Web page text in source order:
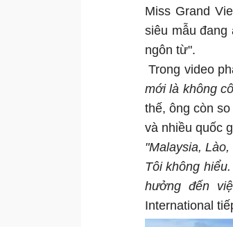
Miss Grand
siêu mẫu đang
ngôn từ".
Trong video
mới là không
thế, ông còn
và nhiều quốc
"Malaysia,
Tôi không
hưởng đến
International